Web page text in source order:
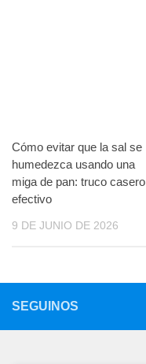
Cómo evitar que la sal se
humedezca usando una
miga de pan: truco casero
efectivo
9 DE JUNIO DE 2026
SEGUINOS